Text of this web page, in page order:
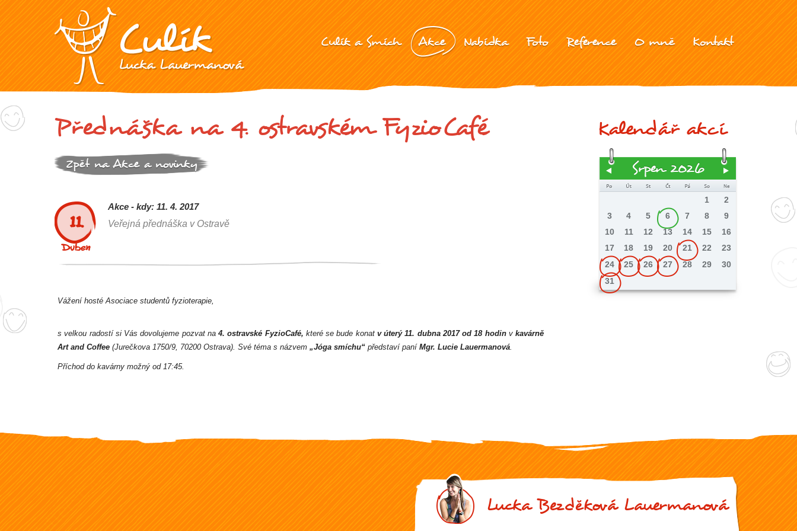
Culík a Smích Akce Nabídka Foto Reference O mně Kontakt
Přednáška na 4. ostravském FyzioCafé
Zpět na Akce a novinky
11.
Duben
Akce - kdy: 11. 4. 2017
Veřejná přednáška v Ostravě
Vážení hosté Asociace studentů fyzioterapie,
s velkou radostí si Vás dovolujeme pozvat na 4. ostravské FyzioCafé, které se bude konatv úterý 11. dubna 2017 od 18 hodin vkavárně
Art and Coffee (Jurečkova 1750/9, 70200 Ostrava). Své téma s názvem „Jóga smíchu“ představí paní Mgr. Lucie Lauermanová.
Příchod do kavárny možný od 17:45.
Kalendář akcí
Srpen 2026
1
2
3
4 5 6 7 8
9
10
11 12 13 14 15
16
17
18 19 20 21 22
23
24
25 26 27 28 29
30
31
Lucka Bezděková Lauermanová